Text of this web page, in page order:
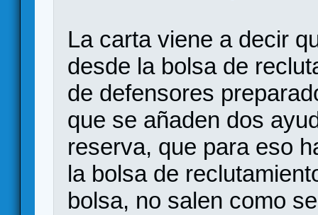
La carta viene a decir
desde la bolsa de
de defensores
que se añaden dos
reserva, que para eso
la bolsa de
bolsa, no salen como